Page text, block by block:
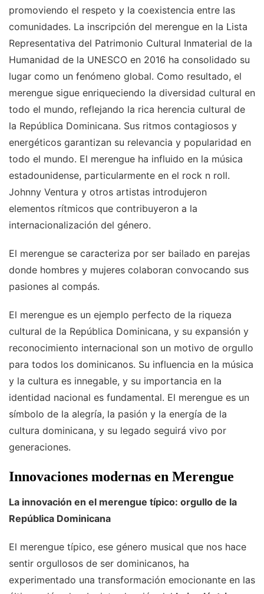
promoviendo el respeto y la coexistencia entre las
comunidades. La inscripción del merengue en la Lista
Representativa del Patrimonio Cultural Inmaterial de la
Humanidad de la UNESCO en 2016 ha consolidado su
lugar como un fenómeno global. Como resultado, el
merengue sigue enriqueciendo la diversidad cultural en
todo el mundo, reflejando la rica herencia cultural de
la República Dominicana. Sus ritmos contagiosos y
energéticos garantizan su relevancia y popularidad en
todo el mundo. El merengue ha influido en la música
estadounidense, particularmente en el rock n roll.
Johnny Ventura y otros artistas introdujeron
elementos rítmicos que contribuyeron a la
internacionalización del género.
El merengue se caracteriza por ser bailado en parejas
donde hombres y mujeres colaboran convocando sus
pasiones al compás.
El merengue es un ejemplo perfecto de la riqueza
cultural de la República Dominicana, y su expansión y
reconocimiento internacional son un motivo de orgullo
para todos los dominicanos. Su influencia en la música
y la cultura es innegable, y su importancia en la
identidad nacional es fundamental. El merengue es un
símbolo de la alegría, la pasión y la energía de la
cultura dominicana, y su legado seguirá vivo por
generaciones.
Innovaciones modernas en Merengue
La innovación en el merengue típico: orgullo de la
República Dominicana
El merengue típico, ese género musical que nos hace
sentir orgullosos de ser dominicanos, ha
experimentado una transformación emocionante en las